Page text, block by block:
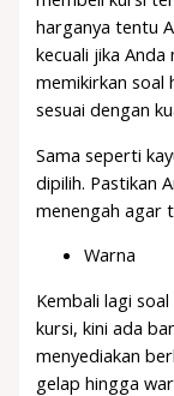
harganya tentu
kecuali jika
memikirkan soal
sesuai dengan
Sama seperti
dipilih. Pastikan
menengah agar
Warna
Kembali lagi
kursi, kini ada
menyediakan
gelap hingga